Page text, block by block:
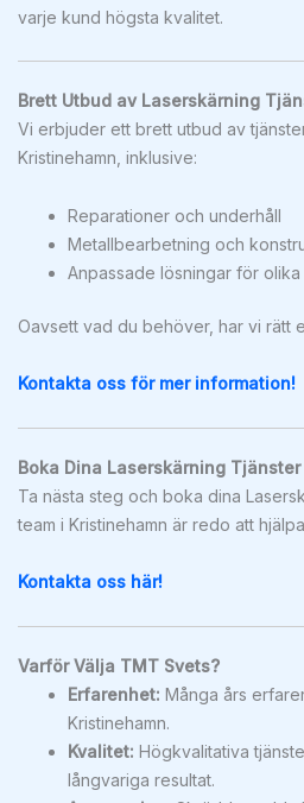
varje kund högsta kvalitet.
Brett Utbud av Laserskärning
Vi erbjuder ett brett utbud av
Kristinehamn, inklusive:
Reparationer och underhåll
Metallbearbetning och
Anpassade lösningar för
Oavsett vad du behöver, har vi rätt
Kontakta oss för mer information!
Boka Dina Laserskärning
Ta nästa steg och boka dina
team i Kristinehamn är redo att
Kontakta oss här!
Varför Välja TMT Svets?
Erfarenhet: Många års
Kristinehamn.
Kvalitet: Högkvalitativa
långvariga resultat.